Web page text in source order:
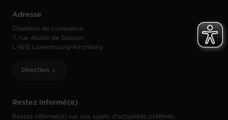
Restez informé(e)
Restez informé(e) sur vos sujets d’actualités préférés.
Adresse
Chambre de commerce
7, rue Alcide de Gasperi
L-1615 Luxembourg-Kirchberg
Direction